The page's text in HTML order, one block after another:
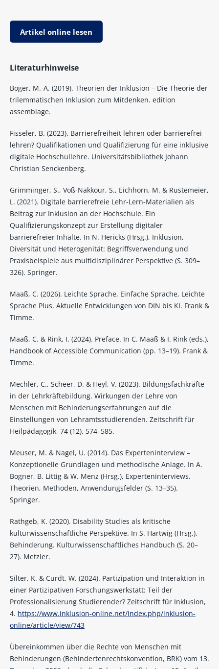
Artikel online lesen
Literaturhinweise
Boger, M.-A. (2019). Theorien der Inklusion – Die Theorie der
trilemmatischen Inklusion zum Mitdenken. edition
assemblage.
Fisseler, B. (2023). Barrierefreiheit lehren oder barrierefrei
lehren? Qualifikationen und Qualifizierung für eine inklusive
digitale Hochschullehre. Universitätsbibliothek Johann
Christian Senckenberg.
Grimminger, S., Voß-Nakkour, S., Eichhorn, M. & Rustemeier,
L. (2021). Digitale barrierefreie Lehr-Lern-Materialien als
Beitrag zur Inklusion an der Hochschule. Ein
Qualifizierungskonzept zur Erstellung digitaler
barrierefreier Inhalte. In N. Hericks (Hrsg.), Inklusion,
Diversität und Heterogenität: Begriffsverwendung und
Praxisbeispiele aus multidisziplinärer Perspektive (S. 309–
326). Springer.
Maaß, C. (2026). Leichte Sprache, Einfache Sprache, Leichte
Sprache Plus. Aktuelle Entwicklungen von DIN bis KI. Frank &
Timme.
Maaß, C. & Rink, I. (2024). Preface. In C. Maaß & I. Rink (eds.),
Handbook of Accessible Communication (pp. 13–19). Frank &
Timme.
Mechler, C., Scheer, D. & Heyl, V. (2023). Bildungsfachkräfte
in der Lehrkräftebildung. Wirkungen der Lehre von
Menschen mit Behinderungserfahrungen auf die
Einstellungen von Lehramtsstudierenden. Zeitschrift für
Heilpädagogik, 74 (12), 574–585.
Meuser, M. & Nagel, U. (2014). Das Experteninterview –
Konzeptionelle Grundlagen und methodische Anlage. In A.
Bogner, B. Littig & W. Menz (Hrsg.), Experteninterviews.
Theorien, Methoden, Anwendungsfelder (S. 13–35).
Springer.
Rathgeb, K. (2020). Disability Studies als kritische
kulturwissenschaftliche Perspektive. In S. Hartwig (Hrsg.),
Behinderung. Kulturwissenschaftliches Handbuch (S. 20–
27). Metzler.
Silter, K. & Curdt, W. (2024). Partizipation und Interaktion in
einer Partizipativen Forschungswerkstatt: Teil der
Professionalisierung Studierender? Zeitschrift für Inklusion,
4. https://www.inklusion-online.net/index.php/inklusion-
online/article/view/743
Übereinkommen über die Rechte von Menschen mit
Behinderungen (Behindertenrechtskonvention, BRK) vom 13.